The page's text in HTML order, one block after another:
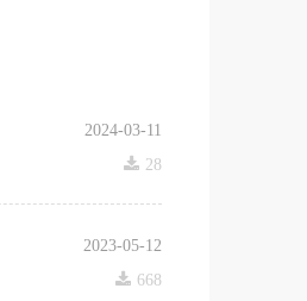
2024-03-11
끂 28
2023-05-12
끂 668